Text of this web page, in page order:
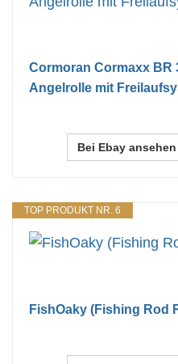
Cormoran Cormaxx BR
Angelrolle mit
Bei Ebay ansehen
TOP PRODUKT NR. 6
FishOaky (Fishing Rod